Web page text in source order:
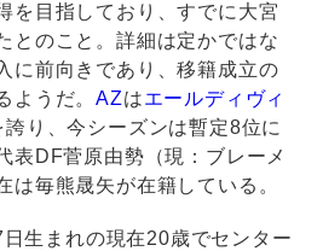
を目指しており、すでに大宮
とのこと。詳細は定かではな
に前向きであり、移籍成立の
ようだ。AZはエールディヴィ
り、今シーズンは暫定8位に
表DF菅原由勢（現：ブレーメ
は毎熊晟矢が在籍している。
生まれの現在20歳でセンター